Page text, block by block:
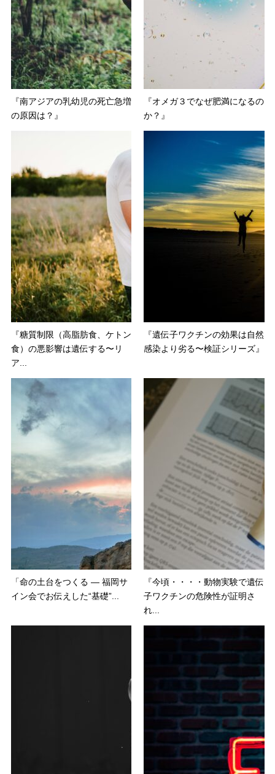
『南アジアの乳幼児の死亡急増
の原因は？』
『オメガ３でなぜ肥満になるの
か？』
『糖質制限（高脂肪食、ケトン
食）の悪影響は遺伝する〜リ
ア...
『遺伝子ワクチンの効果は自然
感染より劣る〜検証シリーズ』
「命の土台をつくる ― 福岡サ
イン会でお伝えした“基礎”...
『今頃・・・・動物実験で遺伝
子ワクチンの危険性が証明さ
れ...